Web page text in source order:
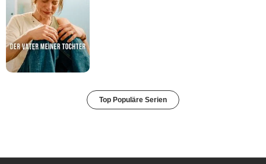
Top Populäre Serien